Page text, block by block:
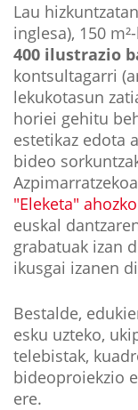
Lau
inglesa), 150
400 ilustrazio
kontsultagarri
lekukotasun
horiei gehitu
estetikaz edota
bideo
"Eleketa"
euskal
grabatuak izan
ikusgai izanen
Bestalde,
esku uzteko,
telebistak,
bideoproiekzio
ere.